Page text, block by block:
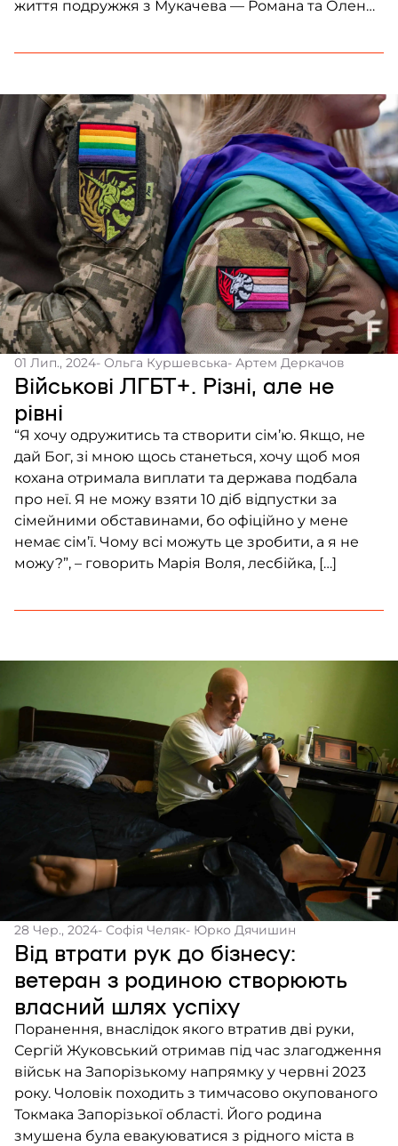
життя подружжя з Мукачева — Романа та Олени
побачили тонни сміття, що принесла до
повернулися до моря вдруге — вже з метою
повністю очистити його береги. […]
01 Лип., 2024- Ольга Куршевська- Артем Деркачов
Військові ЛГБТ+. Різні, але не
рівні
“Я хочу одружитись та створити сім’ю. Якщо, не
дай Бог, зі мною щось станеться, хочу щоб моя
кохана отримала виплати та держава подбала
про неї. Я не можу взяти 10 діб відпустки за
сімейними обставинами, бо офіційно у мене
немає сім’ї. Чому всі можуть це зробити, а я не
можу?”, – говорить Марія Воля, лесбійка, […]
28 Чер., 2024- Софія Челяк- Юрко Дячишин
Від втрати рук до бізнесу:
ветеран з родиною створюють
власний шлях успіху
Поранення, внаслідок якого втратив дві руки,
Сергій Жуковський отримав під час злагодження
військ на Запорізькому напрямку у червні 2023
року. Чоловік походить з тимчасово окупованого
Токмака Запорізької області. Його родина
змушена була евакуюватися з рідного міста в